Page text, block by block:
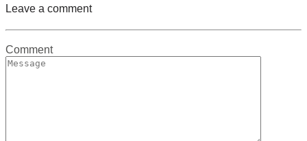
Leave a comment
Comment